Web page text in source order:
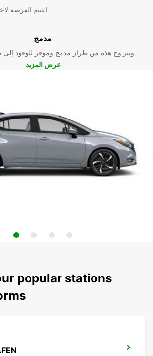
اغتنم الفرصة
مدمج
وتتراوح هذه من طراز مدمج وموفر للوقود إلى
عرض المزيد
popular stations